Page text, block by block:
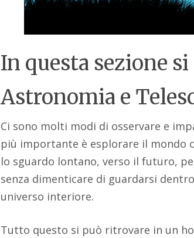
In questa sezione
Astronomia e
Ci sono molti modi di osservare e
più importante è esplorare il mondo
lo sguardo lontano, verso il futuro,
senza dimenticare di guardarsi
universo interiore.
Tutto questo si può ritrovare in un